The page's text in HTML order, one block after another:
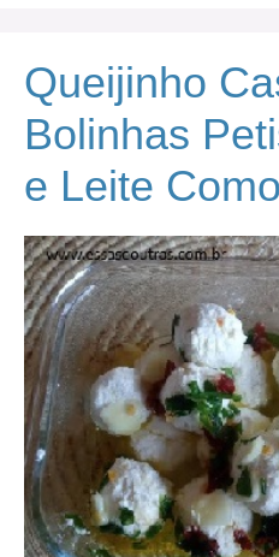
Queijinho
Bolinhas
e Leite